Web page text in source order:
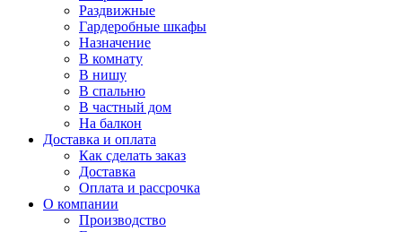
Раздвижные
Гардеробные шкафы
Назначение
В комнату
В нишу
В спальню
В частный дом
На балкон
Доставка и оплата
Как сделать заказ
Доставка
Оплата и рассрочка
О компании
Производство